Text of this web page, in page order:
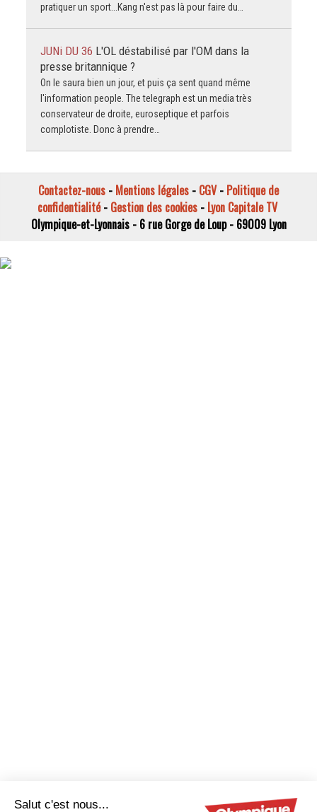
pratiquer un sport...Kang n'est pas là pour faire du…
JUNi DU 36 L'OL déstabilisé par l'OM dans la
presse britannique ?
On le saura bien un jour, et puis ça sent quand même
l'information people. The telegraph est un media très
conservateur de droite, euroseptique et parfois
complotiste. Donc à prendre…
Contactez-nous - Mentions légales - CGV- Politique de
confidentialité- Gestion des cookies- Lyon Capitale TV
Olympique-et-Lyonnais - 6 rue Gorge de Loup - 69009 Lyon